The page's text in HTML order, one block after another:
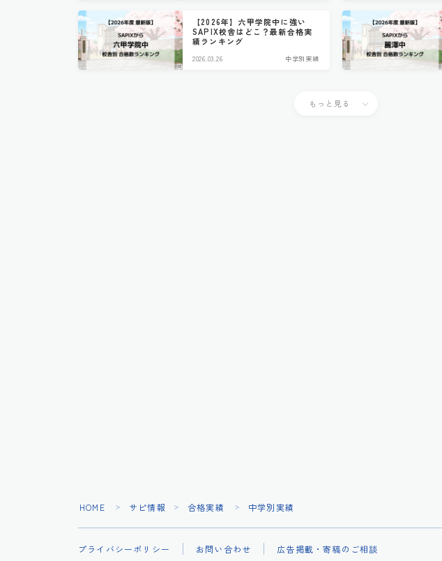
【2026年】六甲学院中に強い
SAPIX校舎はどこ？最新合格実
績ランキング
2026.03.26 中学別実績
もっと見る
HOME ＞ サピ情報 ＞ 合格実績 ＞ 中学別実績
プライバシーポリシー お問い合わせ 広告掲載・寄稿のご相談